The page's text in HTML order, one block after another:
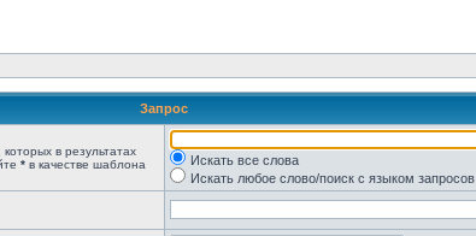
Запрос
которых в результатах
* в качестве шаблона
Искать все слова
Искать любое слово/поиск с языком запросов